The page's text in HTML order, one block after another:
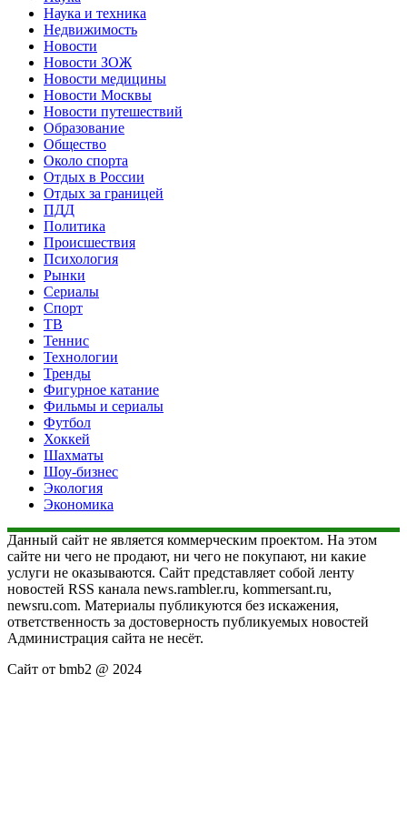
Наука и техника
Недвижимость
Новости
Новости ЗОЖ
Новости медицины
Новости Москвы
Новости путешествий
Образование
Общество
Около спорта
Отдых в России
Отдых за границей
ПДД
Политика
Происшествия
Психология
Рынки
Сериалы
Спорт
ТВ
Теннис
Технологии
Тренды
Фигурное катание
Фильмы и сериалы
Футбол
Хоккей
Шахматы
Шоу-бизнес
Экология
Экономика
Данный сайт не является коммерческим проектом. На этом
сайте ни чего не продают, ни чего не покупают, ни какие
услуги не оказываются. Сайт представляет собой ленту
новостей RSS канала news.rambler.ru, kommersant.ru,
newsru.com. Материалы публикуются без искажения,
ответственность за достоверность публикуемых новостей
Администрация сайта не несёт.
Сайт от bmb2 @ 2024